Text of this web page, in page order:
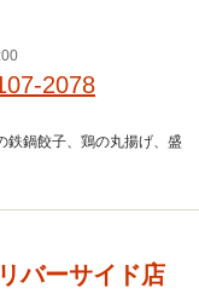
2078
鉄鍋餃子、鶏の丸揚げ、盛
バーサイド店